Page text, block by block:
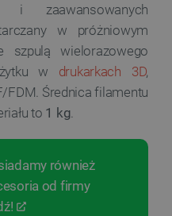
i zaawansowanych
w próżniowym
szpulą wielorazowego
w drukarkach 3D,
FDM. Średnica filamentu
to 1 kg.
również
od firmy